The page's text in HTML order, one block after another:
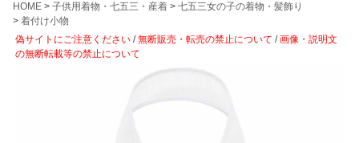
HOME
子供用着物・七五三・産着
七五三女の子の着物・髪飾り
着付け小物
偽サイトにご注意ください /無断販売・転売の禁止について /画像・説明文
の無断転載等の禁止について